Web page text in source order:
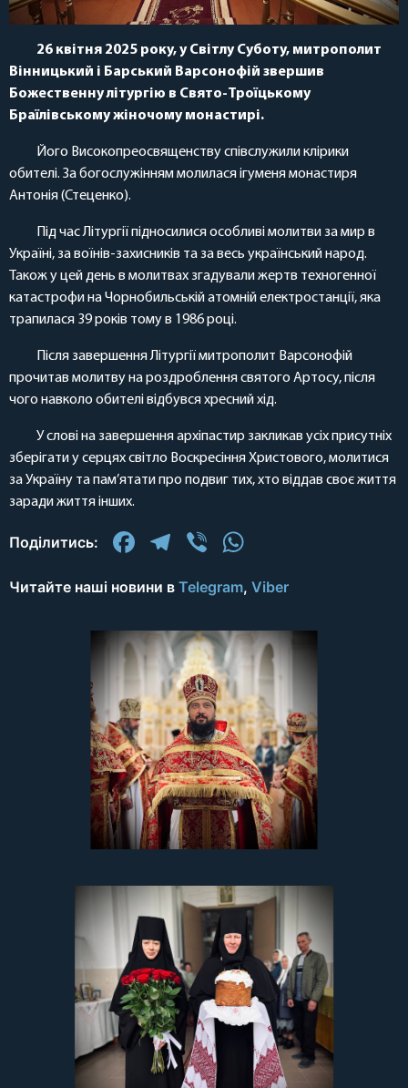
26 квітня 2025 року, у Світлу Суботу, митрополит
Вінницький і Барський Варсонофій звершив
Божественну літургію в Свято-Троїцькому
Браїлівському жіночому монастирі.
Його Високопреосвященству співслужили клірики
обителі. За богослужінням молилася ігуменя монастиря
Антонія (Стеценко).
Під час Літургії підносилися особливі молитви за мир в
Україні, за воїнів-захисників та за весь український народ.
Також у цей день в молитвах згадували жертв техногенної
катастрофи на Чорнобильській атомній електростанції, яка
трапилася 39 років тому в 1986 році.
Після завершення Літургії митрополит Варсонофій
прочитав молитву на роздроблення святого Артосу, після
чого навколо обителі відбувся хресний хід.
У слові на завершення архіпастир закликав усіх присутніх
зберігати у серцях світло Воскресіння Христового, молитися
за Україну та пам’ятати про подвиг тих, хто віддав своє життя
заради життя інших.
Поділитись: Facebook
Telegram
Viber
Читайте наші новини в Telegram, Viber